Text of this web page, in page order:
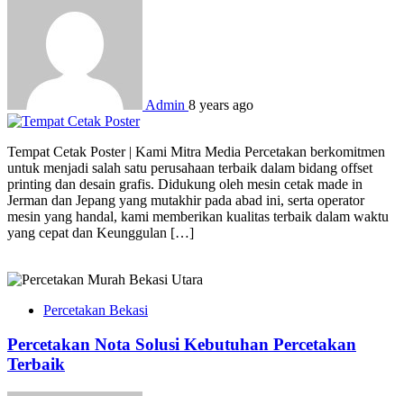
Admin 8 years ago
Tempat Cetak Poster | Kami Mitra Media Percetakan berkomitmen
untuk menjadi salah satu perusahaan terbaik dalam bidang offset
printing dan desain grafis. Didukung oleh mesin cetak made in
Jerman dan Jepang yang mutakhir pada abad ini, serta operator
mesin yang handal, kami memberikan kualitas terbaik dalam waktu
yang cepat dan Keunggulan […]
Percetakan Bekasi
Percetakan Nota Solusi Kebutuhan Percetakan
Terbaik